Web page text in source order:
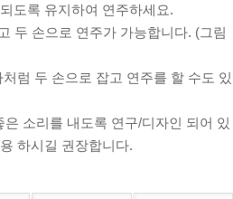
도록 유지하여 연주하세요.
두 손으로 연주가 가능합니다. (그림
럼 두 손으로 잡고 연주를 할 수도 있
소리를 내도록 연구/디자인 되어 있
하시길 권장합니다.